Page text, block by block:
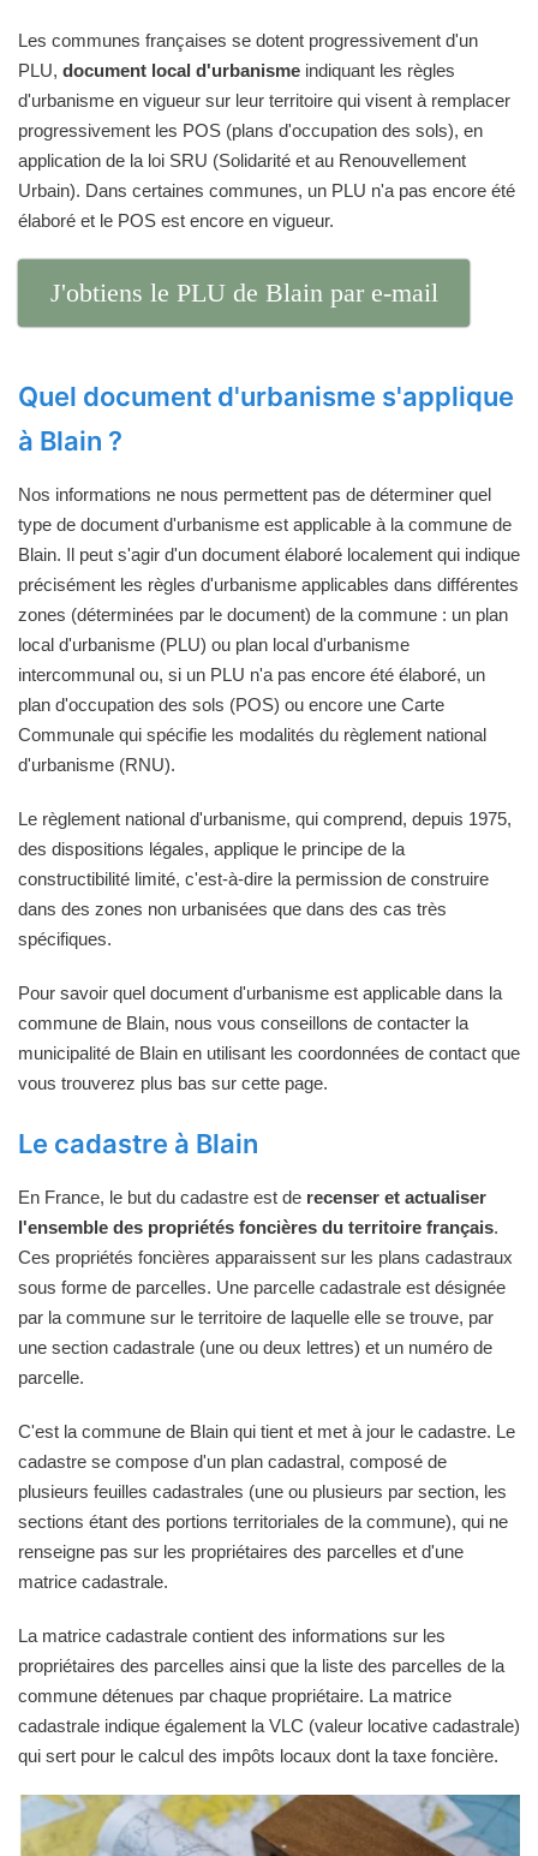
Les communes françaises se dotent progressivement d'un
PLU, document local d'urbanisme indiquant les règles
d'urbanisme en vigueur sur leur territoire qui visent à remplacer
progressivement les POS (plans d'occupation des sols), en
application de la loi SRU (Solidarité et au Renouvellement
Urbain). Dans certaines communes, un PLU n'a pas encore été
élaboré et le POS est encore en vigueur.
J'obtiens le PLU de Blain par e-mail
Quel document d'urbanisme s'applique
à Blain ?
Nos informations ne nous permettent pas de déterminer quel
type de document d'urbanisme est applicable à la commune de
Blain. Il peut s'agir d'un document élaboré localement qui indique
précisément les règles d'urbanisme applicables dans différentes
zones (déterminées par le document) de la commune : un plan
local d'urbanisme (PLU) ou plan local d'urbanisme
intercommunal ou, si un PLU n'a pas encore été élaboré, un
plan d'occupation des sols (POS) ou encore une Carte
Communale qui spécifie les modalités du règlement national
d'urbanisme (RNU).
Le règlement national d'urbanisme, qui comprend, depuis 1975,
des dispositions légales, applique le principe de la
constructibilité limité, c'est-à-dire la permission de construire
dans des zones non urbanisées que dans des cas très
spécifiques.
Pour savoir quel document d'urbanisme est applicable dans la
commune de Blain, nous vous conseillons de contacter la
municipalité de Blain en utilisant les coordonnées de contact que
vous trouverez plus bas sur cette page.
Le cadastre à Blain
En France, le but du cadastre est de recenser et actualiser
l'ensemble des propriétés foncières du territoire français.
Ces propriétés foncières apparaissent sur les plans cadastraux
sous forme de parcelles. Une parcelle cadastrale est désignée
par la commune sur le territoire de laquelle elle se trouve, par
une section cadastrale (une ou deux lettres) et un numéro de
parcelle.
C'est la commune de Blain qui tient et met à jour le cadastre. Le
cadastre se compose d'un plan cadastral, composé de
plusieurs feuilles cadastrales (une ou plusieurs par section, les
sections étant des portions territoriales de la commune), qui ne
renseigne pas sur les propriétaires des parcelles et d'une
matrice cadastrale.
La matrice cadastrale contient des informations sur les
propriétaires des parcelles ainsi que la liste des parcelles de la
commune détenues par chaque propriétaire. La matrice
cadastrale indique également la VLC (valeur locative cadastrale)
qui sert pour le calcul des impôts locaux dont la taxe foncière.